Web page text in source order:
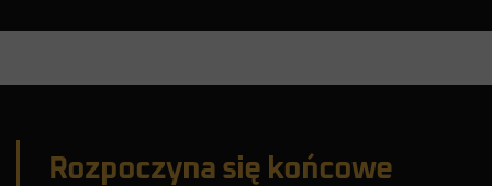
Rozpoczyna się końcowe